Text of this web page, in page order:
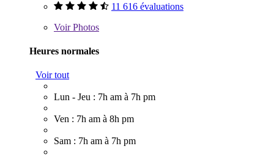
11 616 évaluations
VoirPhotos
Heures normales
Voir tout
Lun - Jeu : 7h am à 7h pm
Ven : 7h am à 8h pm
Sam : 7h am à 7h pm